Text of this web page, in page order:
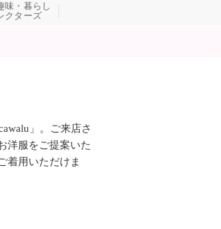
味・暮らし
クターズ
」。ご来店さ
洋服をご提案いた
着用いただけま